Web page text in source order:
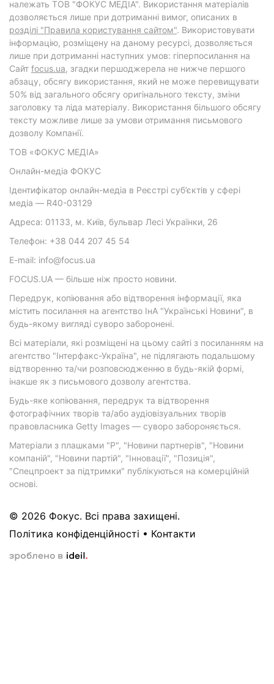
належать ТОВ "ФОКУС МЕДІА". Використання матеріалів
дозволяється лише при дотриманні вимог, описаних в
розділі "Правила користування сайтом". Використовувати
інформацію, розміщену на даному ресурсі, дозволяється
лише при дотриманні наступних умов: гіперпосилання на
Cайт focus.ua, згадки першоджерела не нижче першого
абзацу, обсягу використання, який не може перевищувати
50% від загального обсягу оригінального тексту, зміни
заголовку та ліда матеріалу. Використання більшого обсягу
тексту можливе лише за умови отримання письмового
дозволу Компанії.
ТОВ «ФОКУС МЕДІА»
Онлайн-медіа ФОКУС
Ідентифікатор онлайн-медіа в Реєстрі суб’єктів у сфері
медіа — R40-03129
Адреса: 01133, м. Київ, бульвар Лесі Українки, 26
Телефон: +38 044 207 45 54
E-mail: info@focus.ua
FOCUS.UA — більше ніж просто новини.
Передрук, копіювання або відтворення інформації, яка
містить посилання на агентство ІнА "Українські Новини", в
будь-якому вигляді суворо заборонені.
Всі матеріали, які розміщені на цьому сайті з посиланням на
агентство "Інтерфакс-Україна", не підлягають подальшому
відтворенню та/чи розповсюдженню в будь-якій формі,
інакше як з письмового дозволу агентства.
Будь-яке копіювання, передрук та відтворення
фотографічних творів та/або аудіовізуальних творів
правовласника Getty Images — суворо забороняється.
Матеріали з плашками "Р", "Новини партнерів", "Новини
компаній", "Новини партій", "Інновації", "Позиція",
"Спецпроект за підтримки" публікуються на комерційній
основі.
© 2026 Фокус. Всі права захищені.
Політика конфіденційності • Контакти